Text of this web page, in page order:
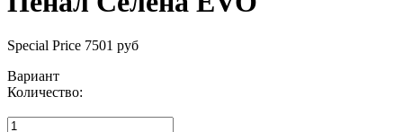
Special Price 7501 руб
Вариант
Количество: